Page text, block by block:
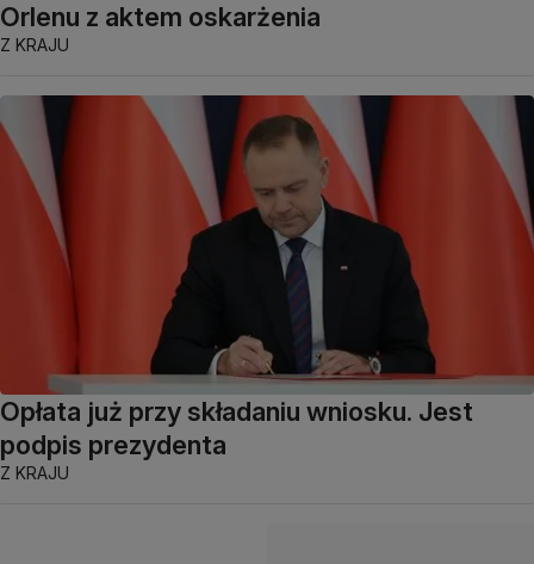
Orlenu z aktem oskarżenia
Z KRAJU
Opłata już przy składaniu wniosku. Jest
podpis prezydenta
Z KRAJU